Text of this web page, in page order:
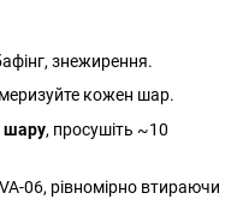
знежирення.
кожен шар.
шару, просушіть ~10
06, рівномірно втираючи